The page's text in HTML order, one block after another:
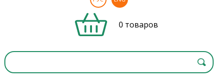
0 товаров